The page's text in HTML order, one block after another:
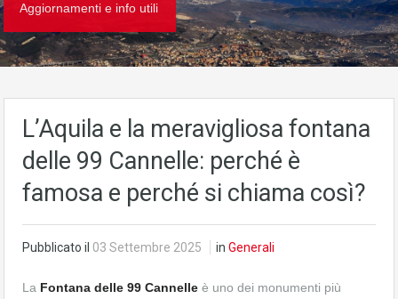
Aggiornamenti e info utili
L’Aquila e la meravigliosa fontana
delle 99 Cannelle: perché è
famosa e perché si chiama così?
Pubblicato il 03 Settembre 2025 in Generali
La Fontana delle 99 Cannelle è uno dei monumenti più